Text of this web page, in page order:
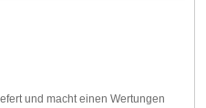
und macht einen Wertungen